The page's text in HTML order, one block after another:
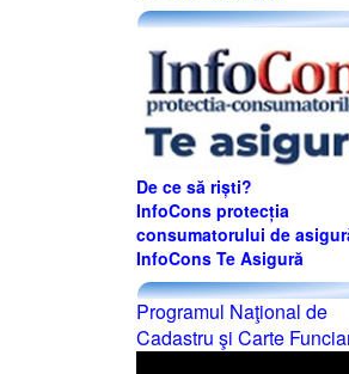
De ce să riști?
InfoCons protecția
consumatorului de
InfoCons Te Asigură
Programul Naţional de
Cadastru şi Carte